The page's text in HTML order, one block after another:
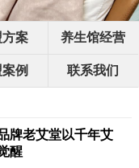
方案 养生馆经营
例 联系我们
牌老艾堂以千年艾
醒